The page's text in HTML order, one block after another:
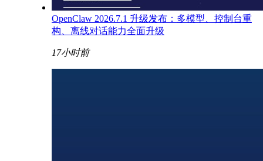
OpenClaw 2026.7.1 升级发布：多模型、控制台重
构、离线对话能力全面升级
17小时前